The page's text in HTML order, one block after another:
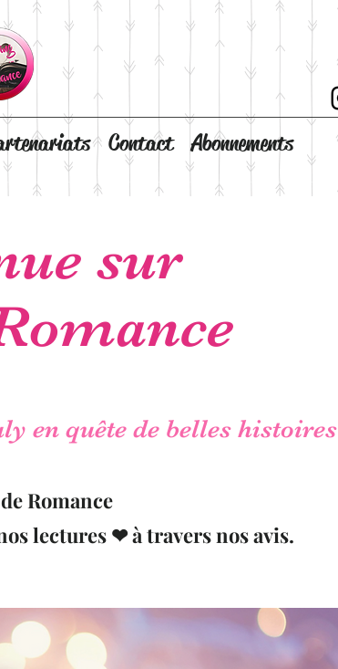
Contact Abonnements
sur
en quête de belles histoires
Romance
lectures ❤ à travers nos avis.